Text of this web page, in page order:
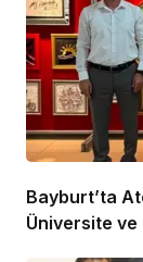
Bayburt’ta
Üniversite